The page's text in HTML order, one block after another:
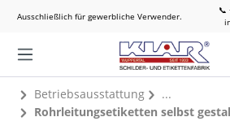
Ausschließlich für gewerbliche Verwender.
📞
Betriebsausstattung
Rohrleitungsetiketten selbst